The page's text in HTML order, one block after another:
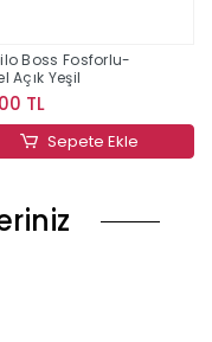
Boss Fosforlu-
Açık Yeşil
TL
Sepete Ekle